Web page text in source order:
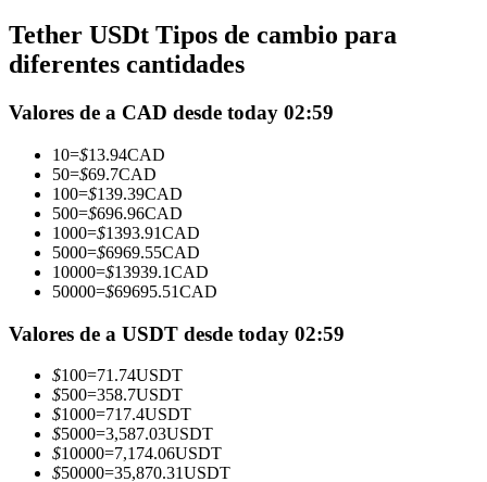
Copiar Trading
Disfruta del reparto de beneficios y comisiones de copy trading
Tether USDt Tipos de cambio para
diferentes cantidades
Valores de a CAD desde today 02:59
10=$13.94CAD
50=$69.7CAD
100=$139.39CAD
500=$696.96CAD
1000=$1393.91CAD
5000=$6969.55CAD
10000=$13939.1CAD
50000=$69695.51CAD
Valores de a USDT desde today 02:59
$100=71.74USDT
$500=358.7USDT
$1000=717.4USDT
$5000=3,587.03USDT
$10000=7,174.06USDT
$50000=35,870.31USDT